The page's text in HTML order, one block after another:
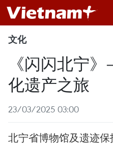
文化
《闪闪北宁
化遗产之旅
23/03/2025 03:00
北宁省博物馆及遗迹